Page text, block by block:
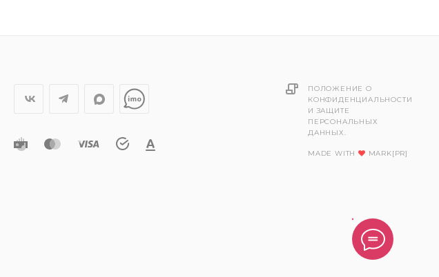
ПОЛОЖЕНИЕ О
КОНФИДЕНЦИАЛЬНОСТИ
И ЗАЩИТЕ
ПЕРСОНАЛЬНЫХ
ДАННЫХ.
MADE WITH MARK[PR]